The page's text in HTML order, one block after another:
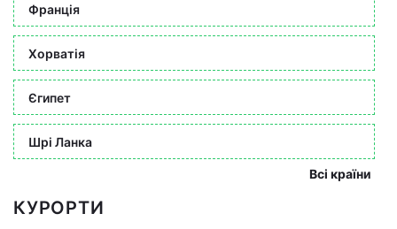
Франція
Хорватія
Єгипет
Шрі Ланка
Всі країни
КУРОРТИ